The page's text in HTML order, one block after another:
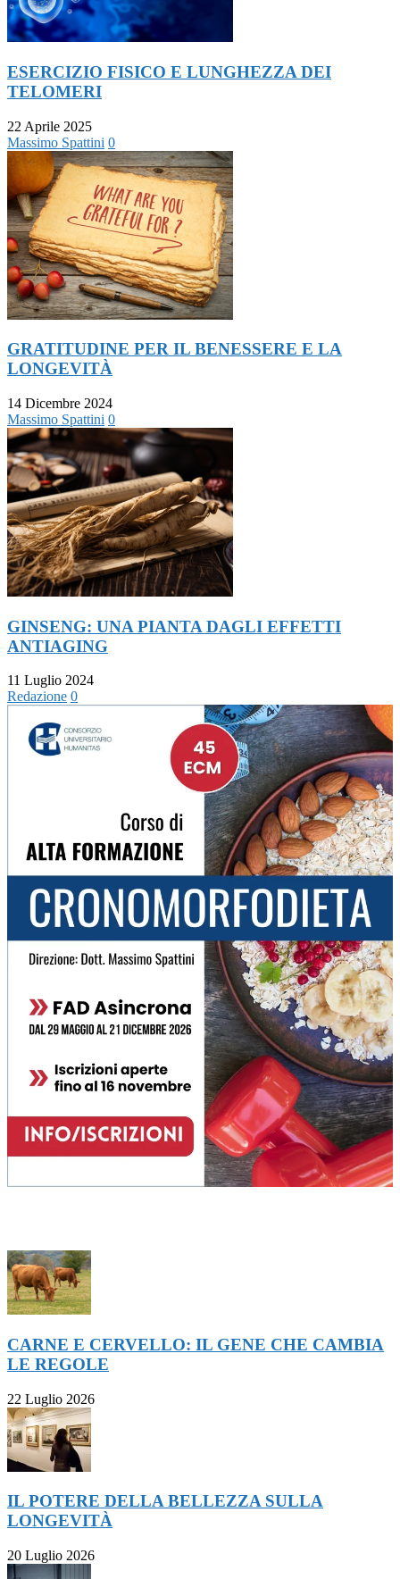
ESERCIZIO FISICO E LUNGHEZZA DEI
TELOMERI
22 Aprile 2025
Massimo Spattini 0
GRATITUDINE PER IL BENESSERE E LA
LONGEVITÀ
14 Dicembre 2024
Massimo Spattini 0
GINSENG: UNA PIANTA DAGLI EFFETTI
ANTIAGING
11 Luglio 2024
Redazione 0
CARNE E CERVELLO: IL GENE CHE CAMBIA
LE REGOLE
22 Luglio 2026
IL POTERE DELLA BELLEZZA SULLA
LONGEVITÀ
20 Luglio 2026